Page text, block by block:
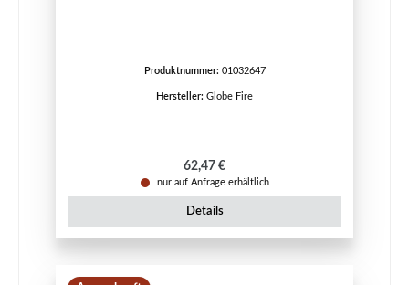
Produktnummer: 01032647
Hersteller: Globe Fire
Regulärer Preis:
62,47 €
nur auf Anfrage erhältlich
Details